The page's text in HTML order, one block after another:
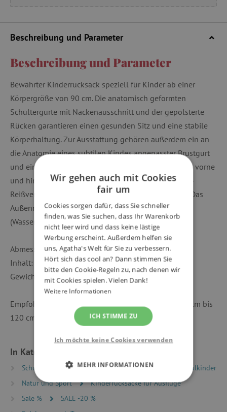
Beschreibung und Parameter
Beschreibung und Parameter
Bewährter Kinderrucksack speziell für Kinder ab einer
Körpergröße von 90 cm. Die anatomisch geformten
Schultergurte mit Nackenausschnitt und der gepolsterte
Rücken garantieren einen gesunden Sitz und eine stabile
Körperhaltung. Zur Ausstattung gehören außerdem ein an
die Anatomie eines subtilen Kindes angepasster Brustgurt
und eine Reihe von Sicherheits-Reflexionselementen vorne
und hinten. Der Rucksack hat ein Hauptfach mit Netz-
Reißverschlusstasche und eine seitliche Netztasche. Das
Außenmaterial wird mit WR-Behandlung
(Wasserabweisung) behandelt.
Abmessungen: 200 x 290 x 160 mm,
Inhalt: 6 l,
Gewicht: 220 g
Empfohlen für Kinder ab einer Körpergröße von 90 cm bis
120 cm.
In Kategorien eingeteilt
Schulrucksäcke und -ranzen
Rucksäcke für Vorschulkinder
Natur und Sport
Kinderrucksäcke für Ausflüge
Sale %
SALE -20 %
Wir gehen auch mit Cookies
fair um
Cookies sorgen dafür, dass Sie schneller
finden, was Sie suchen, dass Ihr Warenkorb
nicht leer wird und dass keine lästige
Werbung erscheint. Außerdem helfen sie
uns, Agatha's Welt für Sie zu verbessern.
Hört sich das cool an? Dann stimmen Sie
bitte den Cookie-Regeln zu, nach denen wir
mit Cookies spielen. Vielen Dank!
Weitere Informationen
ICH STIMME ZU
Ich möchte keine Cookies verwenden
MEHR INFORMATIONEN
UNBEDINGT ERFORDERLICH
PERFORMANCE